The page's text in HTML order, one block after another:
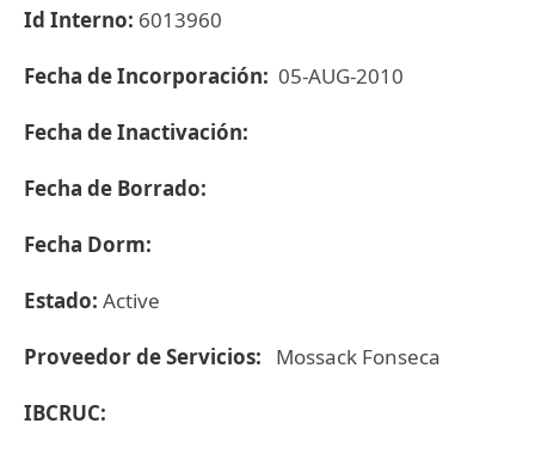
Id Interno: 6013960
Fecha de Incorporación: 05-AUG-2010
Fecha de Inactivación:
Fecha de Borrado:
Fecha Dorm:
Estado: Active
Proveedor de Servicios: Mossack Fonseca
IBCRUC: